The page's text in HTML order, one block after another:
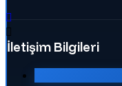
İletişim Bilgileri